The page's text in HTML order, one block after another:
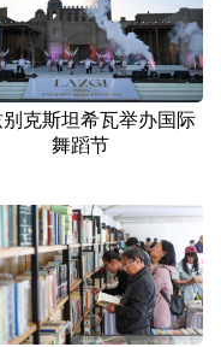
湖北 湖南
海南 重庆
云南 西藏
龙江
别克斯坦希瓦举办国际
舞蹈节